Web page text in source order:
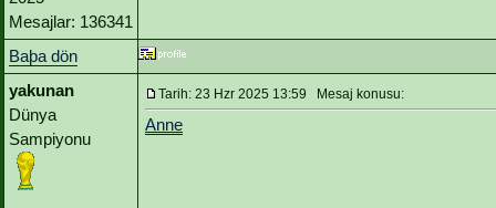
Mesajlar: 136341
Baþa dön
yakunan
Dünya
Sampiyonu
Tarih: 23 Hzr 2025 13:59 Mesaj konusu:
Anne